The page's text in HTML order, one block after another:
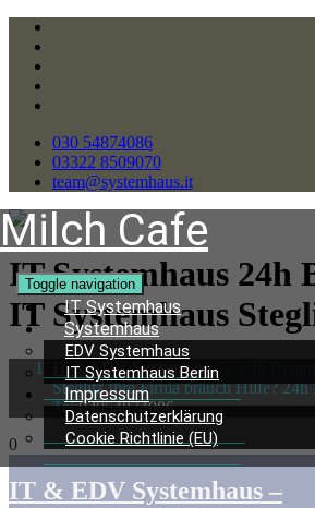
030 54874086
03322 8509070
team@systemhaus.it
Milch Cafe
Toggle navigation
IT Systemhaus
Systemhaus
EDV Systemhaus
IT Systemhaus Berlin
Impressum
Datenschutzerklärung
Cookie Richtlinie (EU)
IT Systemhaus 24h
IT Systemhaus
IT & EDV Systemhaus
Steglitz Ihre Firma brauch Hilfe? 24h
Tel:03054874086
0
IT & EDV Systemhaus –